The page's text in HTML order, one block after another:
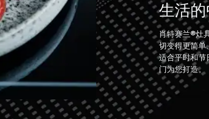
生活
肖特赛兰®灶
切变得更简
适合平时和节
门为您打造。